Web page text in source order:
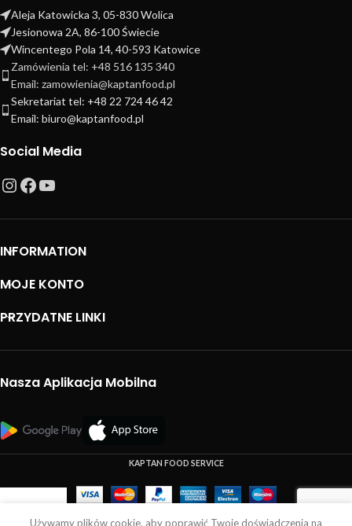
Aleja Katowicka 3, 05-830 Wolica
Jesionowa 2A, 86-100 Świecie
Wincentego Pola 14, 40-593 Katowice
Zamówienia tel: +48 516 135 340
Email: zamowienia@kaptanfood.pl
Sekretariat tel: +48 22 724 46 42
Email: biuro@kaptanfood.pl
Social Media
INFORMATION
MOJE KONTO
PRZYDATNE LINKI
Nasza Aplikacja Mobilna
KAPTAN FOOD SERVICE
Używamy plików cookie, aby poprawić Twoje doświadczenia na